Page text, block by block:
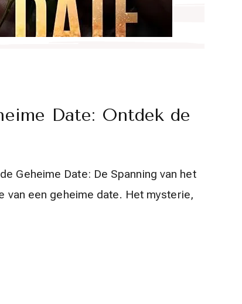
Date: Ontdek de
Geheime Date: De Spanning van het
van een geheime date. Het mysterie,